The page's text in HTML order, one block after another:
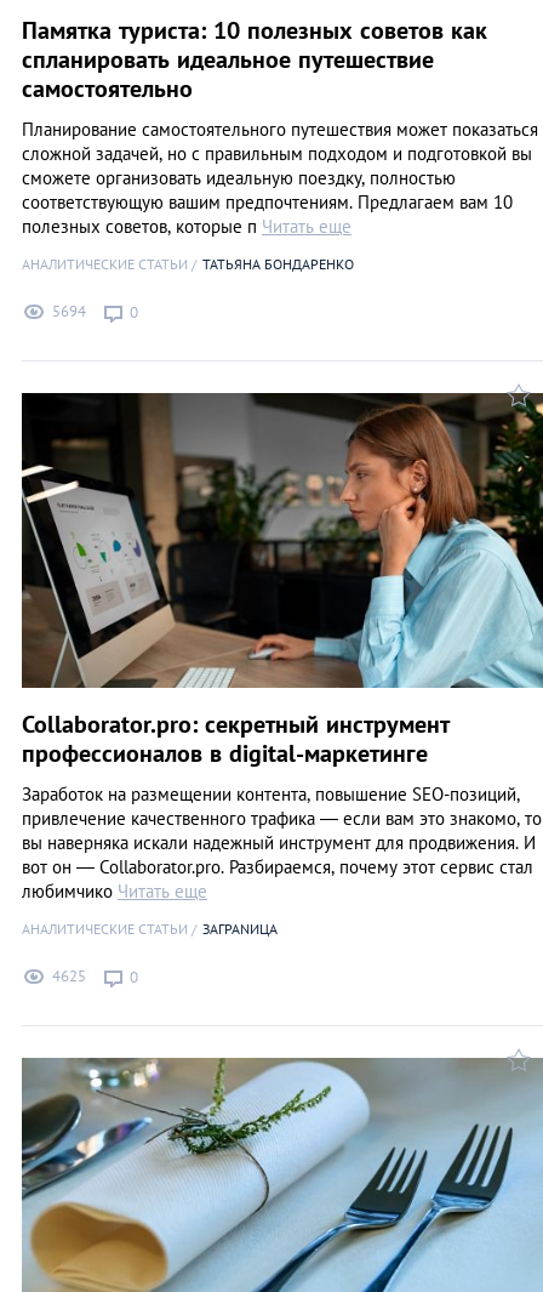
Памятка туриста: 10 полезных советов как
спланировать идеальное путешествие
самостоятельно
Планирование самостоятельного путешествия может показаться
сложной задачей, но с правильным подходом и подготовкой вы
сможете организовать идеальную поездку, полностью
соответствующую вашим предпочтениям. Предлагаем вам 10
полезных советов, которые п Читать еще
АНАЛИТИЧЕСКИЕ СТАТЬИ ТАТЬЯНА БОНДАРЕНКО
5694 0
Collaborator.pro: секретный инструмент
профессионалов в digital-маркетинге
Заработок на размещении контента, повышение SEO-позиций,
привлечение качественного трафика — если вам это знакомо, то
вы наверняка искали надежный инструмент для продвижения. И
вот он — Collaborator.pro. Разбираемся, почему этот сервис стал
любимчико Читать еще
АНАЛИТИЧЕСКИЕ СТАТЬИ ЗАГРАNИЦА
4625 0